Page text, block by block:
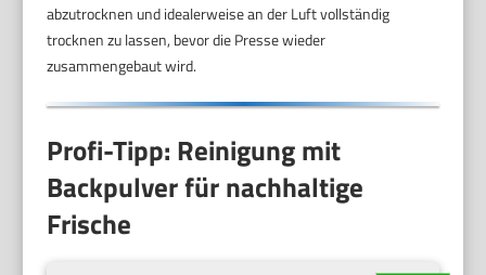
abzutrocknen und idealerweise an der Luft vollständig
trocknen zu lassen, bevor die Presse wieder
zusammengebaut wird.
Profi-Tipp: Reinigung mit
Backpulver für nachhaltige
Frische